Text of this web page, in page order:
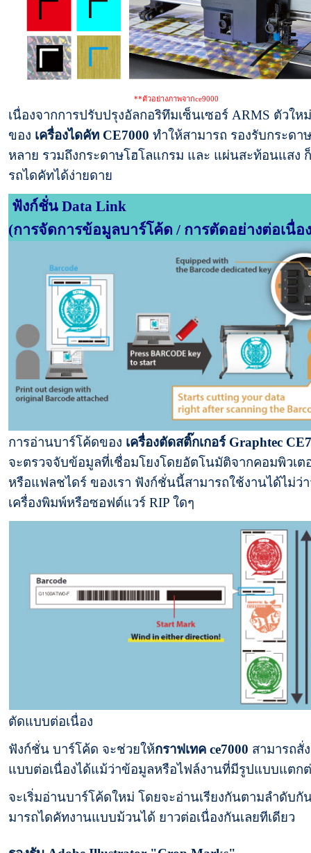
**ตัวอย่างภาพจากce9000
เนื่องจากการปรับปรุงอัลกอริทึมเซ็นเซอร์ ARMS ตัวให
ของ เครื่องไดคัท CE7000 ทำให้สามารถ รองรับกระดา
หลาย รวมถึงกระดาษโฮโลแกรม และ แผ่นสะท้อนแสง
รถไดคัทได้ง่ายดาย
ฟังก์ชั่น Data Link
(การจัดการข้อมูลบาร์โค้ด / การตัดอย่างต่อเนื่อ
การอ่านบาร์โค้ดของ เครื่องตัดสติ๊กเกอร์ Graphtec
จะตรวจจับข้อมูลที่เชื่อมโยงโดยอัตโนมัติจากคอมพิวเต
หรือแฟลชไดร์ ของเรา ฟังก์ชั่นนี้สามารถใช้งานได้ไม่ว่
เครื่องพิมพ์หรือซอฟต์แวร์ RIP ใดๆ
ตัดแบบต่อเนื่อง
ฟังก์ชั่น บาร์โค้ด จะช่วยให้กราฟเทค ce7000 สามารถสั่
แบบต่อเนื่องได้แม้ว่าข้อมูลหรือไฟล์งานที่มีรูปแบบแตก
จะเริ่มอ่านบาร์โค้ดใหม่โดยจะอ่านเรียงกันตามลำดับกั
มารถไดคัทงานแบบม้วนได้ ยาวต่อเนื่องกันเลยทีเดียว